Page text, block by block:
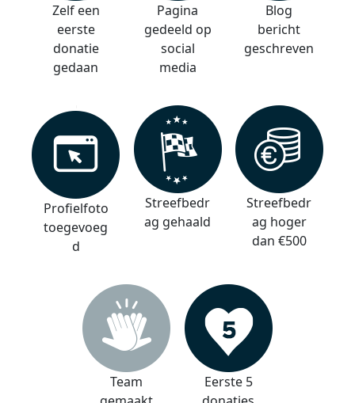
Zelf een
eerste
donatie
gedaan
Pagina
gedeeld op
social
media
Blog
bericht
geschreven
Profielfoto
toegevoeg
d
Streefbedr
ag gehaald
Streefbedr
ag hoger
dan €500
Team
Eerste 5